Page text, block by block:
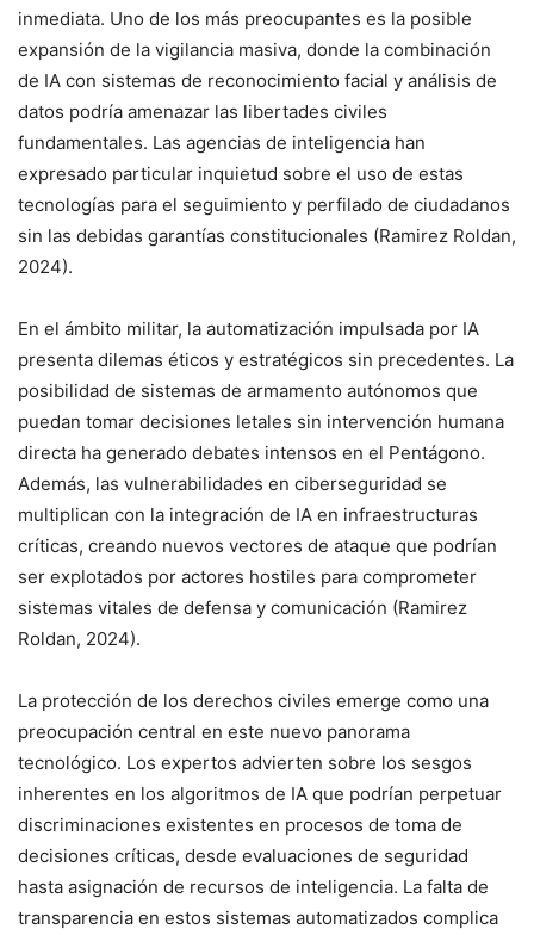
inmediata. Uno de los más preocupantes es la posible
expansión de la vigilancia masiva, donde la combinación
de IA con sistemas de reconocimiento facial y análisis de
datos podría amenazar las libertades civiles
fundamentales. Las agencias de inteligencia han
expresado particular inquietud sobre el uso de estas
tecnologías para el seguimiento y perfilado de ciudadanos
sin las debidas garantías constitucionales (Ramirez Roldan,
2024).
En el ámbito militar, la automatización impulsada por IA
presenta dilemas éticos y estratégicos sin precedentes. La
posibilidad de sistemas de armamento autónomos que
puedan tomar decisiones letales sin intervención humana
directa ha generado debates intensos en el Pentágono.
Además, las vulnerabilidades en ciberseguridad se
multiplican con la integración de IA en infraestructuras
críticas, creando nuevos vectores de ataque que podrían
ser explotados por actores hostiles para comprometer
sistemas vitales de defensa y comunicación (Ramirez
Roldan, 2024).
La protección de los derechos civiles emerge como una
preocupación central en este nuevo panorama
tecnológico. Los expertos advierten sobre los sesgos
inherentes en los algoritmos de IA que podrían perpetuar
discriminaciones existentes en procesos de toma de
decisiones críticas, desde evaluaciones de seguridad
hasta asignación de recursos de inteligencia. La falta de
transparencia en estos sistemas automatizados complica